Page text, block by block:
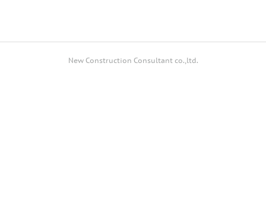
New Construction Consultant co.,ltd.